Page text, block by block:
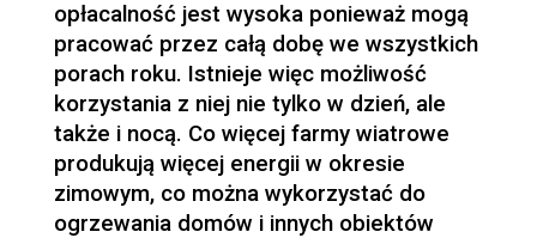
opłacalność jest wysoka ponieważ mogą
pracować przez całą dobę we wszystkich
porach roku. Istnieje więc możliwość
korzystania z niej nie tylko w dzień, ale
także i nocą. Co więcej farmy wiatrowe
produkują więcej energii w okresie
zimowym, co można wykorzystać do
ogrzewania domów i innych obiektów